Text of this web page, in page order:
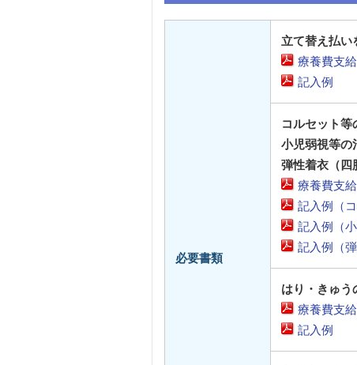
必要書類
立て替え払い
療養費支
記入例
コルセット等
小児弱視等の
弾性着衣（四
療養費支
記入例（
記入例（
記入例（弾
はり・きゅう
療養費支
記入例